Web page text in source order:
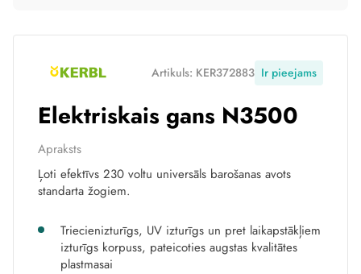
Artikuls: KER372883 Ir pieejams
Elektriskais gans N3500
Apraksts
Ļoti efektīvs 230 voltu universāls barošanas avots
standarta žogiem.
Triecienizturīgs, UV izturīgs un pret laikapstākļiem
izturīgs korpuss, pateicoties augstas kvalitātes
plastmasai